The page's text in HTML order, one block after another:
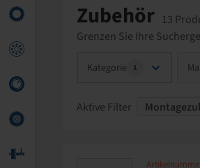
Zubehör 13
Grenzen Sie Ihre
Kategorie 1
Aktive Filter